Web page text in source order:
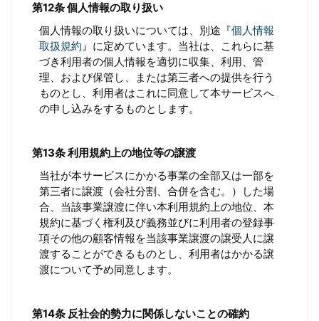
第12条 個人情報の取り扱い
個人情報の取り扱いについては、別途『個人情報
取扱規約』に定めています。当社は、これらに基
づき利用者の個人情報を適切に収集、利用、管
理、および保管し、または第三者への提供を行う
ものとし、利用者はこれに同意して本サービスへ
の申し込みをするものとします。
第13条 利用規約上の地位等の譲渡
当社が本サービスにかかる事業の全部又は一部を
第三者に譲渡（会社分割、合併を含む。）した場
合、当該事業譲渡に伴い本利用規約上の地位、本
規約に基づく権利及び義務並びに利用者の登録事
項その他の顧客情報を当該事業譲渡の譲受人に譲
渡することができるものとし、利用者はかかる譲
渡について予め同意します。
第14条 反社会的勢力に関係しないことの確約